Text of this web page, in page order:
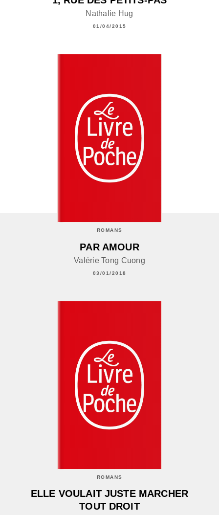
Nathalie Hug
01/04/2015
ROMANS
PAR AMOUR
Valérie Tong Cuong
03/01/2018
ROMANS
ELLE VOULAIT JUSTE MARCHER
TOUT DROIT